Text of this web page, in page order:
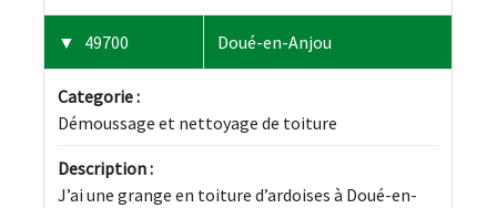
49700 Doué-en-Anjou
Categorie :
Démoussage et nettoyage de toiture
Description :
J’ai une grange en toiture d’ardoises à Doué-en-